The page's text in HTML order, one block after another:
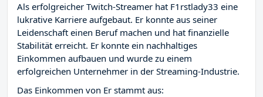
Als erfolgreicher Twitch-Streamer hat F1rstlady33 eine
lukrative Karriere aufgebaut. Er konnte aus seiner
Leidenschaft einen Beruf machen und hat finanzielle
Stabilität erreicht. Er konnte ein nachhaltiges
Einkommen aufbauen und wurde zu einem
erfolgreichen Unternehmer in der Streaming-Industrie.
Das Einkommen von Er stammt aus: